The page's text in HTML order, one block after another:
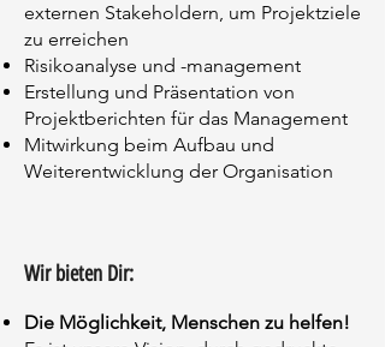
externen Stakeholdern, um Projektziele
zu erreichen
Risikoanalyse und -management
Erstellung und Präsentation von
Projektberichten für das Management​​
Mitwirkung beim Aufbau und
Weiterentwicklung der Organisation
Wir bieten Dir:
Die Möglichkeit, Menschen zu helfen!